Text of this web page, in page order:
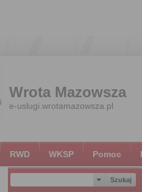
Wrota Mazowsza
e-uslugi.wrotamazowsza.pl
RWD WKSP Pomoc